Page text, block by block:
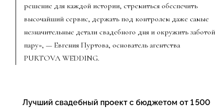
решение для каждой истории, стремиться обеспечить
высочайший сервис, держать под контролем даже самые
незначительные детали свадебного дня и окружить заботой
пару», — Евгения Пуртова, основатель агентства
PURTOVA WEDDING.
Лучший свадебный проект с бюджетом от 1 500